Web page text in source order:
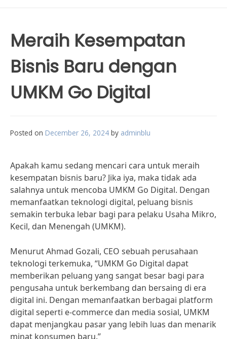
Meraih Kesempatan
Bisnis Baru dengan
UMKM Go Digital
Posted on December 26, 2024 by adminblu
Apakah kamu sedang mencari cara untuk meraih
kesempatan bisnis baru? Jika iya, maka tidak ada
salahnya untuk mencoba UMKM Go Digital. Dengan
memanfaatkan teknologi digital, peluang bisnis
semakin terbuka lebar bagi para pelaku Usaha Mikro,
Kecil, dan Menengah (UMKM).
Menurut Ahmad Gozali, CEO sebuah perusahaan
teknologi terkemuka, “UMKM Go Digital dapat
memberikan peluang yang sangat besar bagi para
pengusaha untuk berkembang dan bersaing di era
digital ini. Dengan memanfaatkan berbagai platform
digital seperti e-commerce dan media sosial, UMKM
dapat menjangkau pasar yang lebih luas dan menarik
minat konsumen baru.”